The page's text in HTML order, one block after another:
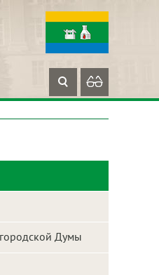
городской Думы